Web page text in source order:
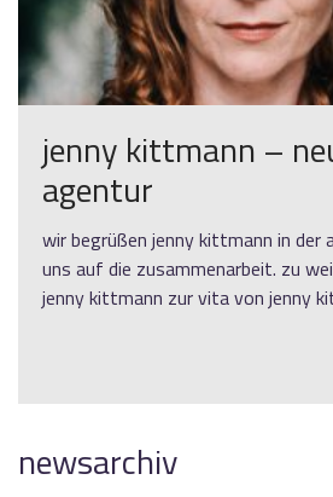
jenny kittmann –
agentur
wir begrüßen jenny kittmann in der
uns auf die zusammenarbeit. zu
jenny kittmann zur vita von jenny
newsarchiv